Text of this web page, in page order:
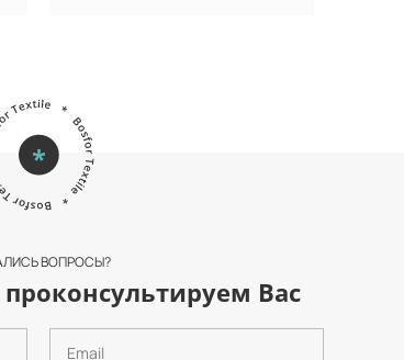
ВОПРОСЫ?
Вас